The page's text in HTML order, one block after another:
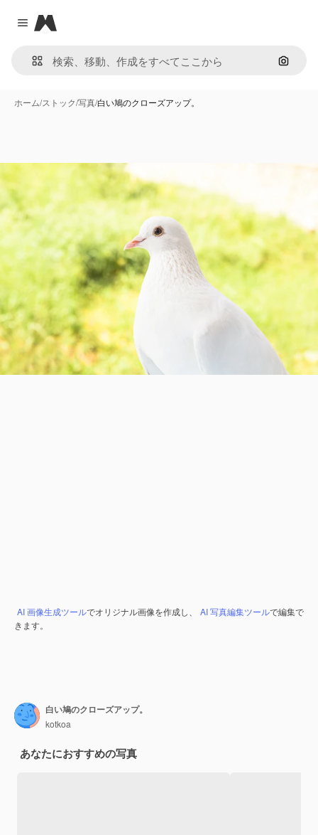
Close menu
Magnific
画像で
ホーム/ストック/写真/白い鳩のクローズアップ。
AI 画像生成ツールでオリジナル画像を作成し、 AI 写真編集ツールで編集で
きます。
白い鳩のクローズアップ。
kotkoa
あなたにおすすめの写真